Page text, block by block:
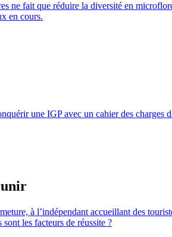
ne fait que réduire la diversité en
en cours.
une IGP avec un cahier des
à l’indépendant accueillant des
les facteurs de réussite ?